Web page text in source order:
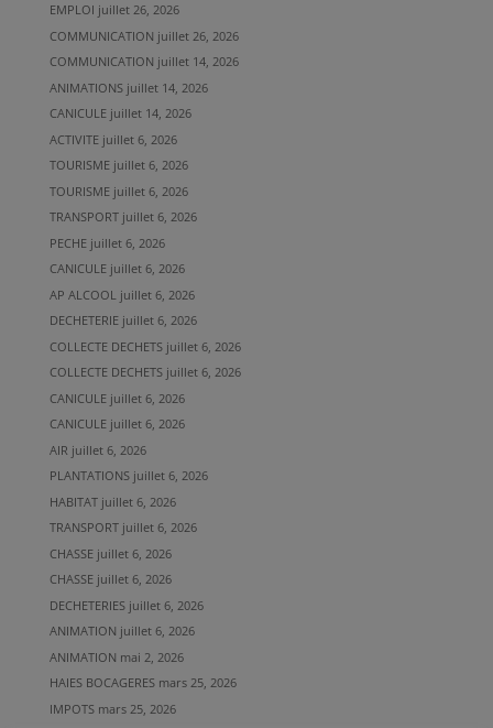
EMPLOI juillet 26, 2026
COMMUNICATION juillet 26, 2026
COMMUNICATION juillet 14, 2026
ANIMATIONS juillet 14, 2026
CANICULE juillet 14, 2026
ACTIVITE juillet 6, 2026
TOURISME juillet 6, 2026
TOURISME juillet 6, 2026
TRANSPORT juillet 6, 2026
PECHE juillet 6, 2026
CANICULE juillet 6, 2026
AP ALCOOL juillet 6, 2026
DECHETERIE juillet 6, 2026
COLLECTE DECHETS juillet 6, 2026
COLLECTE DECHETS juillet 6, 2026
CANICULE juillet 6, 2026
CANICULE juillet 6, 2026
AIR juillet 6, 2026
PLANTATIONS juillet 6, 2026
HABITAT juillet 6, 2026
TRANSPORT juillet 6, 2026
CHASSE juillet 6, 2026
CHASSE juillet 6, 2026
DECHETERIES juillet 6, 2026
ANIMATION juillet 6, 2026
ANIMATION mai 2, 2026
HAIES BOCAGERES mars 25, 2026
IMPOTS mars 25, 2026